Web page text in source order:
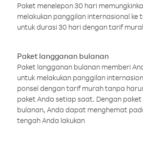
Paket menelepon 30 hari
melakukan panggilan internasional ke
untuk durasi 30 hari dengan tarif
Paket langganan bulanan
Paket langganan bulanan memberi
untuk melakukan panggilan
ponsel dengan tarif murah tanpa
paket Anda setiap saat. Dengan
bulanan, Anda dapat menghemat
tengah Anda lakukan